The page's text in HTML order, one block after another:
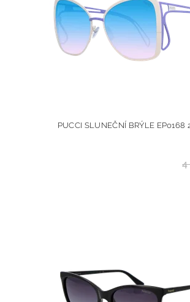
PUCCI SLUNEČNÍ BRÝLE EP0168
4